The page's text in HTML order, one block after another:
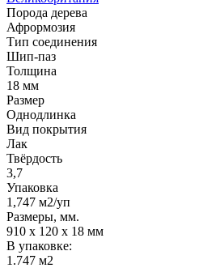
Порода дерева
Афрормозия
Тип соединения
Шип-паз
Толщина
18 мм
Размер
Однодлинка
Вид покрытия
Лак
Твёрдость
3,7
Упаковка
1,747 м2/уп
Размеры, мм.
910 х 120 х 18 мм
В упаковке:
1.747 м2